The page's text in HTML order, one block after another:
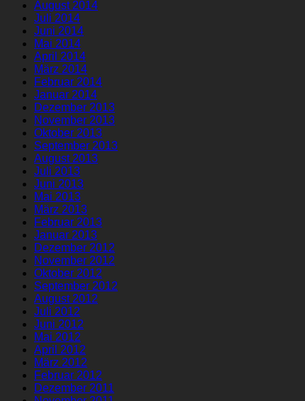
August 2014
Juli 2014
Juni 2014
Mai 2014
April 2014
März 2014
Februar 2014
Januar 2014
Dezember 2013
November 2013
Oktober 2013
September 2013
August 2013
Juli 2013
Juni 2013
Mai 2013
März 2013
Februar 2013
Januar 2013
Dezember 2012
November 2012
Oktober 2012
September 2012
August 2012
Juli 2012
Juni 2012
Mai 2012
April 2012
März 2012
Februar 2012
Dezember 2011